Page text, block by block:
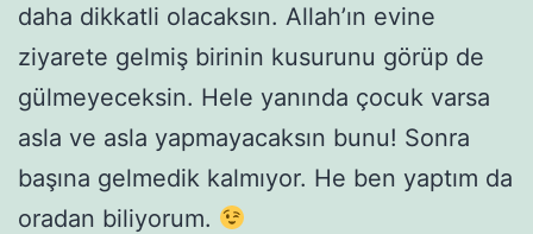
daha dikkatli olacaksın. Allah’ın evine
ziyarete gelmiş birinin kusurunu görüp de
gülmeyeceksin. Hele yanında çocuk varsa
asla ve asla yapmayacaksın bunu! Sonra
başına gelmedik kalmıyor. He ben yaptım da
oradan biliyorum.